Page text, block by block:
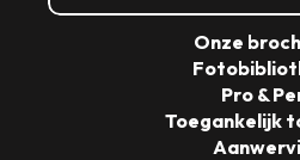
Onze
Pro &
Toegankelijk